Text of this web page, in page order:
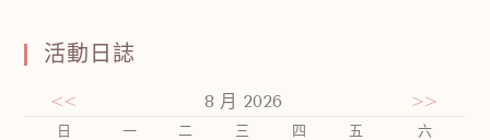
活動日誌
<< 8 月 2026 >>
日 一 二 三 四 五
六